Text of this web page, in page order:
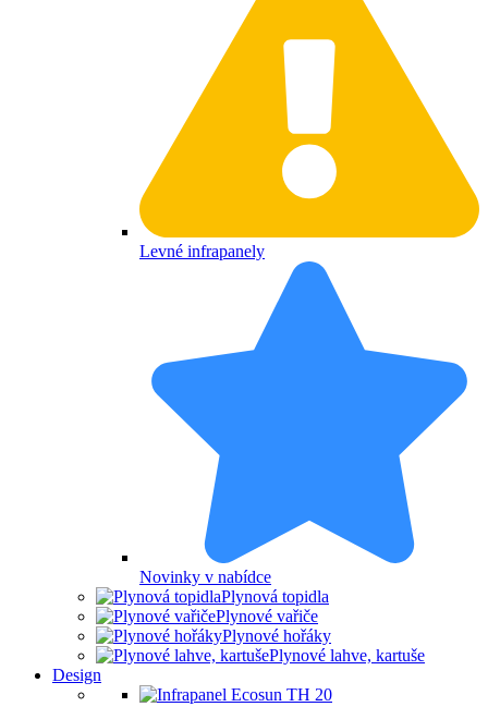
Levné infrapanely
Novinky v nabídce
Plynová topidla
Plynové vařiče
Plynové hořáky
Plynové lahve, kartuše
Design